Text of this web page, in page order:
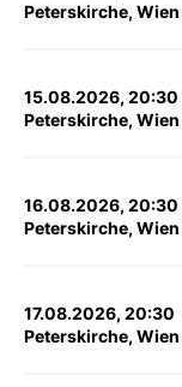
Peterskirche, Wien
15.08.2026, 20:30
Peterskirche, Wien
16.08.2026, 20:30
Peterskirche, Wien
17.08.2026, 20:30
Peterskirche, Wien